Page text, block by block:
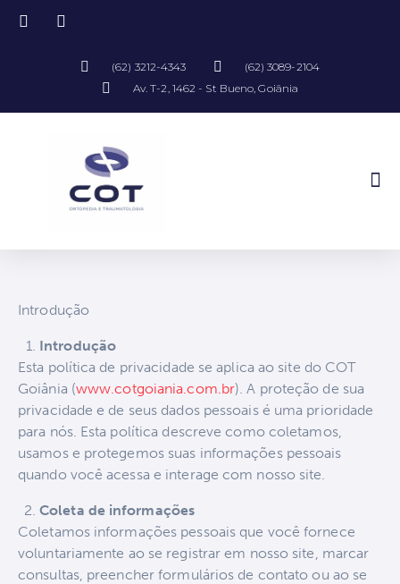
(62) 3212-4343
(62) 3089-2104
Av. T-2, 1462 - St Bueno, Goiânia
Introdução
Introdução
Esta política de privacidade se aplica ao site do COT
Goiânia (www.cotgoiania.com.br). A proteção de sua
privacidade e de seus dados pessoais é uma prioridade
para nós. Esta política descreve como coletamos,
usamos e protegemos suas informações pessoais
quando você acessa e interage com nosso site.
Coleta de informações
Coletamos informações pessoais que você fornece
voluntariamente ao se registrar em nosso site, marcar
consultas, preencher formulários de contato ou ao se